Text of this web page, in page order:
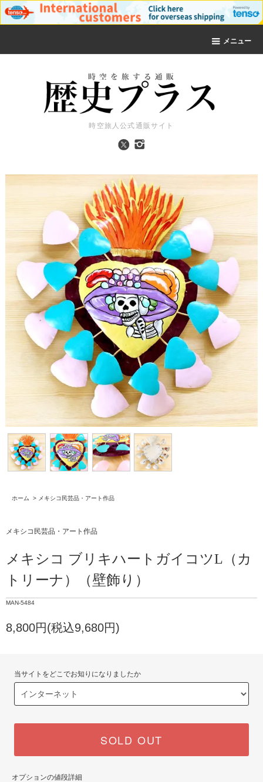
メニュー
時空旅人公式通販サイト
ホーム > メキシコ民芸品・アート作品
メキシコ民芸品・アート作品
メキシコ ブリキハートガイコツL（カ
トリーナ）（壁飾り）
MAN-5484
8,800円(税込9,680円)
当サイトをどこでお知りになりましたか
SOLD OUT
オプションの値段詳細